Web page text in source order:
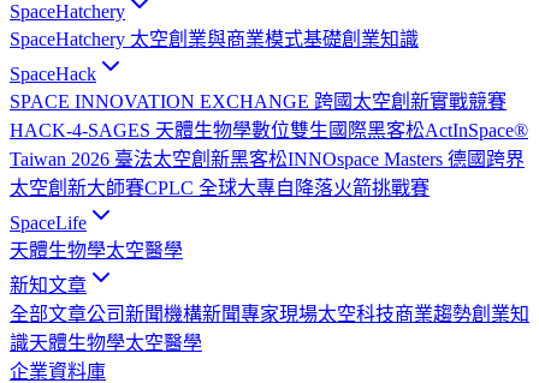
SpaceHatchery
SpaceHatchery 太空創業與商業模式基礎創業知識
SpaceHack
SPACE INNOVATION EXCHANGE 跨國太空創新實戰競賽
HACK-4-SAGES 天體生物學數位雙生國際黑客松ActInSpace®
Taiwan 2026 臺法太空創新黑客松INNOspace Masters 德國跨界
太空創新大師賽CPLC 全球大專自降落火箭挑戰賽
SpaceLife
天體生物學太空醫學
新知文章
全部文章公司新聞機構新聞專家現場太空科技商業趨勢創業知
識天體生物學太空醫學
企業資料庫